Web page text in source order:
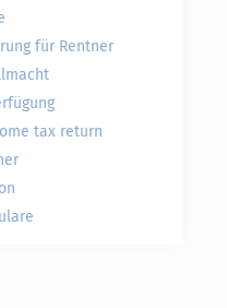
für Rentner
tax return